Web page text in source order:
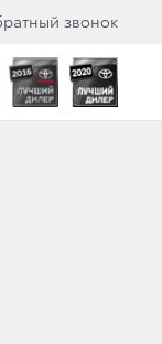
звонок